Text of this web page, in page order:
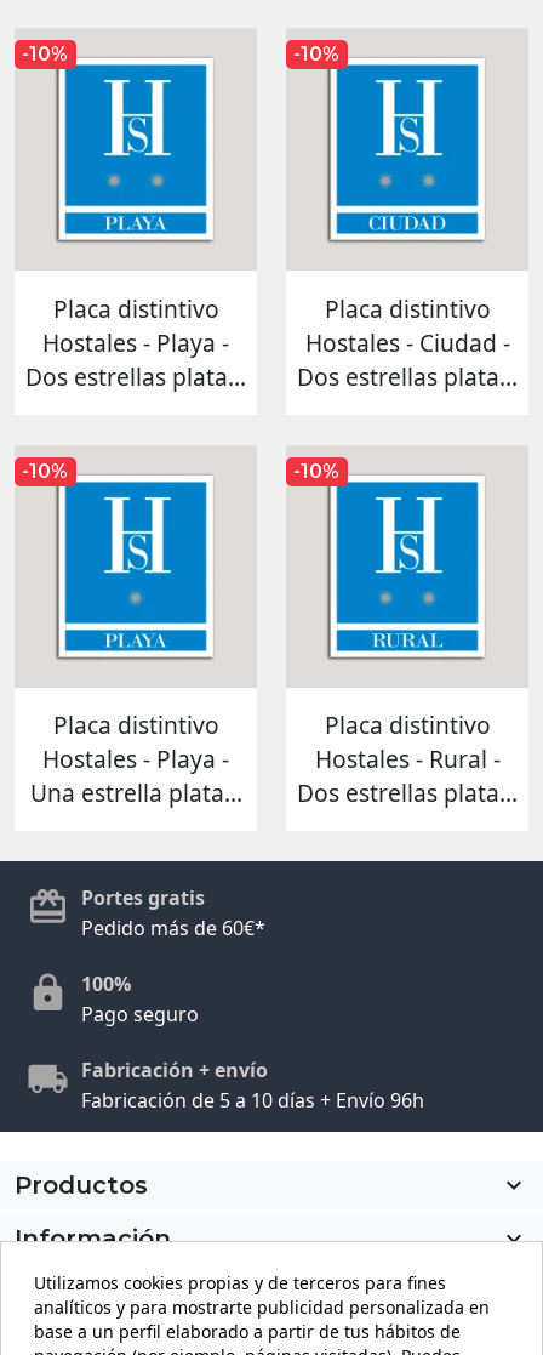
Placa distintivo
Hostales - Playa -
Dos estrellas plata...
-10%
Placa distintivo
Hostales - Ciudad -
Dos estrellas plata...
-10%
Placa distintivo
Hostales - Playa -
Una estrella plata...
-10%
Placa distintivo
Hostales - Rural -
Dos estrellas plata...
-10%
Portes gratis
Pedido más de 60€*
100%
Pago seguro
Fabricación + envío
Fabricación de 5 a 10 días + Envío 96h
Productos

Información

Mi cuenta
Información de la tienda
Utilizamos cookies propias y de terceros para fines
analíticos y para mostrarte publicidad personalizada en
base a un perfil elaborado a partir de tus hábitos de